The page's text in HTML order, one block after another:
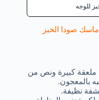
للوجه
صودا الخبز
ملعقة كبيرة ونص من
بالمعجون.
نظيفة.